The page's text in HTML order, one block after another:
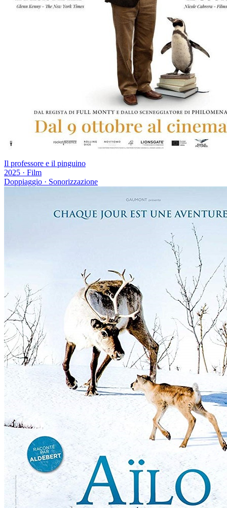
Il professore e il pinguino
2025 · Film
Doppiaggio · Sonorizzazione